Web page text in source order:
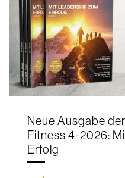
Neue Ausgabe
Fitness 4-2026:
Erfolg